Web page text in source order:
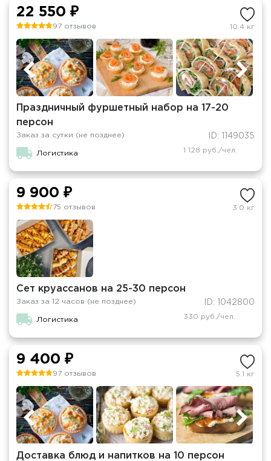
22 550 ₽
97 отзывов 10.4 кг
Праздничный фуршетный набор на 17-20
персон
Заказ за сутки (не позднее) ID: 1149035
Логистика 1 128 руб./чел.
9 900 ₽
75 отзывов 3.0 кг
Сет круассанов на 25-30 персон
Заказ за 12 часов (не позднее) ID: 1042800
Логистика 330 руб./чел.
9 400 ₽
97 отзывов 5.1 кг
Доставка блюд и напитков на 10 персон